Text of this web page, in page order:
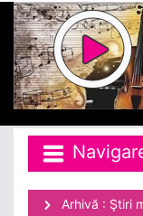
Arhivă : Ştiri